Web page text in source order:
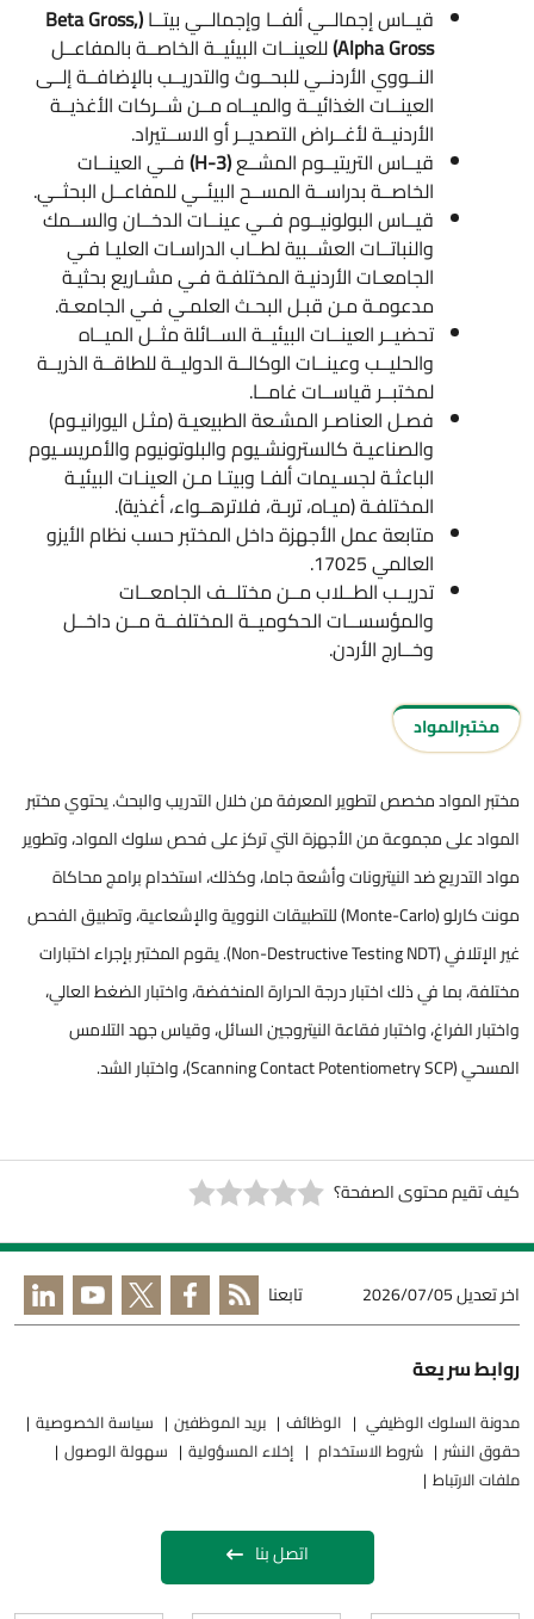
قيــاس إجمالــي ألفــا وإجمالــي بيتــا (Beta Gross,
Alpha Gross) للعينــات البيئيــة الخاصــة بالمفاعــل
النــووي الأردنــي للبحــوث والتدريــب بالإضافــة إلــى
العينــات الغذائيــة والميــاه مــن شــركات الأغذيــة
الأردنيــة لأغــراض التصديــر أو الاســتيراد.
قيــاس التريتيــوم المشــع(3-H)
فــي العينــات
الخاصــة بدراســة المســح البيئــي للمفاعــل البحثــي.
قيــاس البولونيــوم فــي عينــات الدخــان والســمك
والنباتــات العشــبية لطــاب الدراسـات العليـا فـي
الجامعـات الأردنيـة المختلفـة فـي مشـاريع بحثيـة
مدعومـة مـن قبـل البحـث العلمـي فـي الجامعـة.
تحضيــر العينــات البيئيــة الســائلة مثــل الميــاه
والحليــب وعينــات الوكالــة الدوليــة للطاقــة الذريــة
لمختبــر قياســات غامــا.
فصـل العناصـر المشـعة الطبيعيـة (مثـل اليورانيـوم)
والصناعيـة كالسترونشـيوم والبلوتونيوم والأمريسـيوم
الباعثـة لجسـيمات ألفـا وبيتـا مـن العينـات البيئيـة
المختلفـة (ميـاه، تربـة، فلاترهــواء، أغذية).
متابعة عمل الأجهزة داخل المختبر حسب نظام الأيزو
العالمي 17025.
تدريــب الطــلاب مــن مختلــف الجامعــات
والمؤسســات الحكوميــة المختلفــة مــن داخــل
وخــارج الأردن.
مختبرالمواد
مختبر المواد مخصص لتطوير المعرفة من خلال التدريب والبحث. يحتوي مختبر
المواد على مجموعة من الأجهزة التي تركز على فحص سلوك المواد، وتطوير
مواد التدريع ضد النيترونات وأشعة جاما، وكذلك، استخدام برامج محاكاة
مونت كارلو (Monte-Carlo) للتطبيقات النووية والإشعاعية، وتطبيق الفحص
غير الإتلافي (Non-Destructive Testing NDT). يقوم المختبر بإجراء اختبارات
مختلفة، بما في ذلك اختبار درجة الحرارة المنخفضة، واختبار الضغط العالي،
واختبار الفراغ، واختبار فقاعة النيتروجين السائل، وقياس جهد التلامس
المسحي (Scanning Contact Potentiometry SCP)، واختبار الشد.
كيف تقيم محتوى الصفحة؟
اخر تعديل2026/07/05 تابعنا
روابط سريعة
مدونة السلوك الوظيفي الوظائف بريد الموظفين
سياسة الخصوصية
حقوق النشر
شروط الاستخدام إخلاء المسؤولية
سهولة الوصول
ملفات الارتباط
اتصل بنا